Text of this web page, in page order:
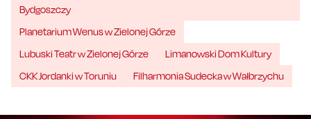
Bydgoszczy
Planetarium Wenus w Zielonej Górze
Lubuski Teatr w Zielonej Górze
Limanowski Dom Kultury
CKK Jordanki w Toruniu
Filharmonia Sudecka w Wałbrzychu